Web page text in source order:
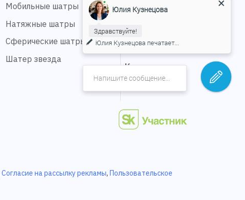
Мобильные шатры
Натяжные шатры
Сферические шатры
Шатер звезда
проекты
Сервис
О компании
Карьера
Контакты
Согласие на рассылку рекламы, Пользовательское
Юлия Кузнецова
Здравствуйте!
Юлия Кузнецова печатает...